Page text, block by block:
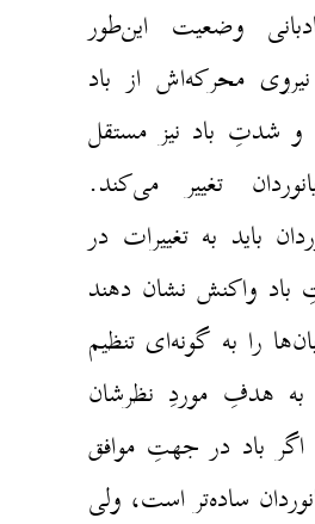
وضعیت این‌طور
محرکه‌اش از باد
باد نیز مستقل
تغییر می‌کند.
باید به تغییرات در
واکنش نشان دهند
را به گونه‌ای تنظیم
به هدفِ موردِ نظرشان
باد در جهتِ موافق
ساده‌تر است، ولی